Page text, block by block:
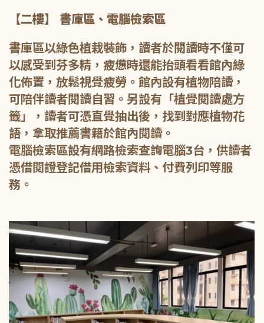
【二樓】 書庫區、電腦檢索區
書庫區以綠色植栽裝飾，讀者於閱讀時不僅可
以感受到芬多精，疲憊時還能抬頭看看館內綠
化佈置，放鬆視覺疲勞。館內設有植物陪讀，
可陪伴讀者閱讀自習。另設有「植覺閱讀處方
籤」，讀者可憑直覺抽出後，找到對應植物花
語，拿取推薦書籍於館內閱讀。
電腦檢索區設有網路檢索查詢電腦3台，供讀者
憑借閱證登記借用檢索資料、付費列印等服
務。